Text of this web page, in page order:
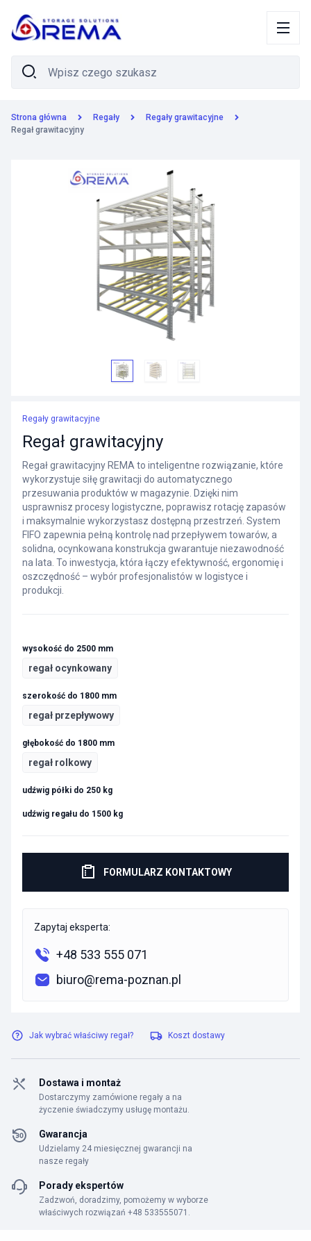
Strona główna Regały
Regały grawitacyjne
Regał grawitacyjny
Regały grawitacyjne
Regał grawitacyjny
Regał grawitacyjny REMA to inteligentne rozwiązanie, które
wykorzystuje siłę grawitacji do automatycznego
przesuwania produktów w magazynie. Dzięki nim
usprawnisz procesy logistyczne, poprawisz rotację zapasów
i maksymalnie wykorzystasz dostępną przestrzeń. System
FIFO zapewnia pełną kontrolę nad przepływem towarów, a
solidna, ocynkowana konstrukcja gwarantuje niezawodność
na lata. To inwestycja, która łączy efektywność, ergonomię i
oszczędność – wybór profesjonalistów w logistyce i
produkcji.
wysokość do 2500 mm
regał ocynkowany
szerokość do 1800 mm
regał przepływowy
głębokość do 1800 mm
regał rolkowy
udźwig półki do 250 kg
udźwig regału do 1500 kg
FORMULARZ KONTAKTOWY
Zapytaj eksperta:
+48 533 555 071
biuro@rema-poznan.pl
Jak wybrać właściwy regał? Koszt dostawy
Dostawa i montaż
Dostarczymy zamówione regały a na
życzenie świadczymy usługę montażu.
Gwarancja
Udzielamy 24 miesięcznej gwarancji na
nasze regały
Porady ekspertów
Zadzwoń, doradzimy, pomożemy w wyborze
właściwych rozwiązań +48 533555071.